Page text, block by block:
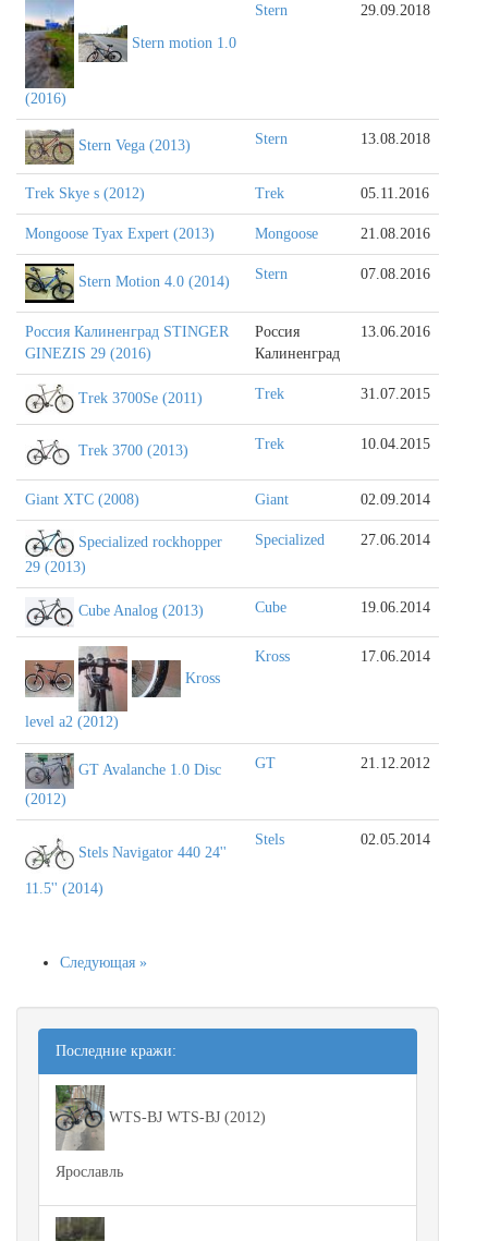
Stern motion 1.0
(2016)
Stern 29.09.2018
Stern Vega (2013) Stern 13.08.2018
Trek Skye s (2012) Trek 05.11.2016
Mongoose Tyax Expert (2013) Mongoose 21.08.2016
Stern Motion 4.0 (2014) Stern 07.08.2016
Россия Калиненград STINGER
GINEZIS 29 (2016)
Россия
Калиненград
13.06.2016
Trek 3700Se (2011) Trek 31.07.2015
Trek 3700 (2013) Trek 10.04.2015
Giant XTC (2008) Giant 02.09.2014
Specialized rockhopper
29 (2013)
Specialized 27.06.2014
Cube Analog (2013) Cube 19.06.2014
Kross
level a2 (2012)
Kross 17.06.2014
GT Avalanche 1.0 Disc
(2012)
GT 21.12.2012
Stels Navigator 440 24''
11.5'' (2014)
Stels 02.05.2014
Следующая »
Последние кражи:
WTS-BJ WTS-BJ (2012)
Ярославль